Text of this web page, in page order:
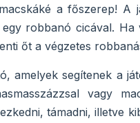
a főszerep! A
robbanó cicával.
őt a végzetes
amelyek segítenek a
vagy
támadni, illetve